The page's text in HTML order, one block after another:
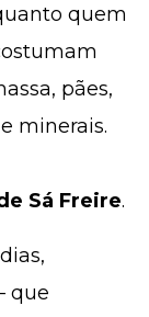
quem
pães,
minerais.
Sá Freire.
que